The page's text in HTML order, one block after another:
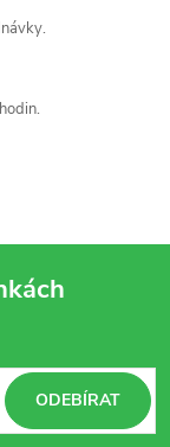
ODEBÍRAT